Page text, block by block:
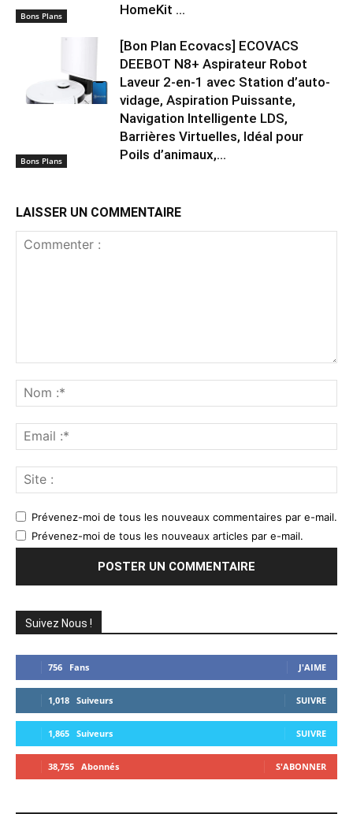
Bons Plans
HomeKit …
Bons Plans
[Bon Plan Ecovacs] ECOVACS
DEEBOT N8+ Aspirateur Robot
Laveur 2-en-1 avec Station d’auto-
vidage, Aspiration Puissante,
Navigation Intelligente LDS,
Barrières Virtuelles, Idéal pour
Poils d’animaux,...
LAISSER UN COMMENTAIRE
:*
:*
:
Prévenez-moi de tous les nouveaux commentaires par e-mail.
Prévenez-moi de tous les nouveaux articles par e-mail.
Suivez Nous !
756 Fans J'AIME
1,018 Suiveurs SUIVRE
1,865 Suiveurs SUIVRE
38,755 Abonnés S'ABONNER